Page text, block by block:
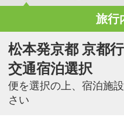
旅行
松本発京都 京都
交通宿泊選択
便を選択の上、宿泊施
さい